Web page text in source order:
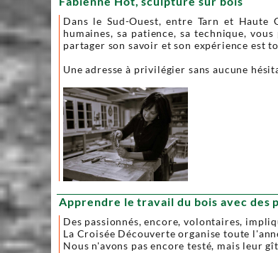
Dans le Sud-Ouest, entre Tarn et
humaines, sa patience, sa technique,
partager son savoir et son expérience est
Une adresse à privilégier sans aucune
Apprendre le travail du bois avec des
Des passionnés, encore, volontaires,
La Croisée Découverte organise toute
Nous n'avons pas encore testé, mais leur